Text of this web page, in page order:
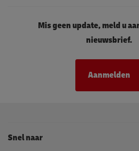
Mis geen update, meld u
nieuwsbrief.
Aanmelden
Snel naar